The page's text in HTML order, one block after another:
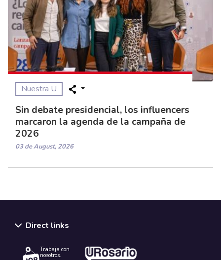
Nuestra U
Sin debate presidencial, los influencers
marcaron la agenda de la campaña de
2026
03 de August, 2026
Direct links
Trabaja con
nosotros.